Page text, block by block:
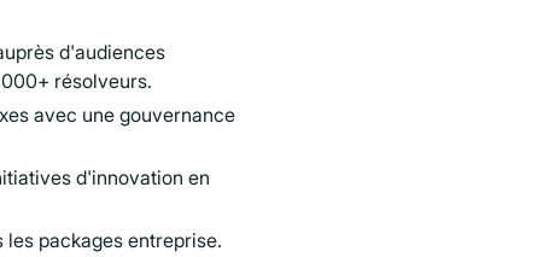
d'audiences
résolveurs.
avec une gouvernance
d'innovation en
packages entreprise.